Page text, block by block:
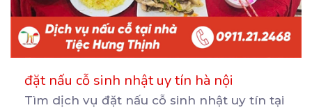
đặt nấu cỗ sinh nhật uy tín hà nội
Tìm dịch vụ đặt nấu cỗ sinh nhật uy tín tại